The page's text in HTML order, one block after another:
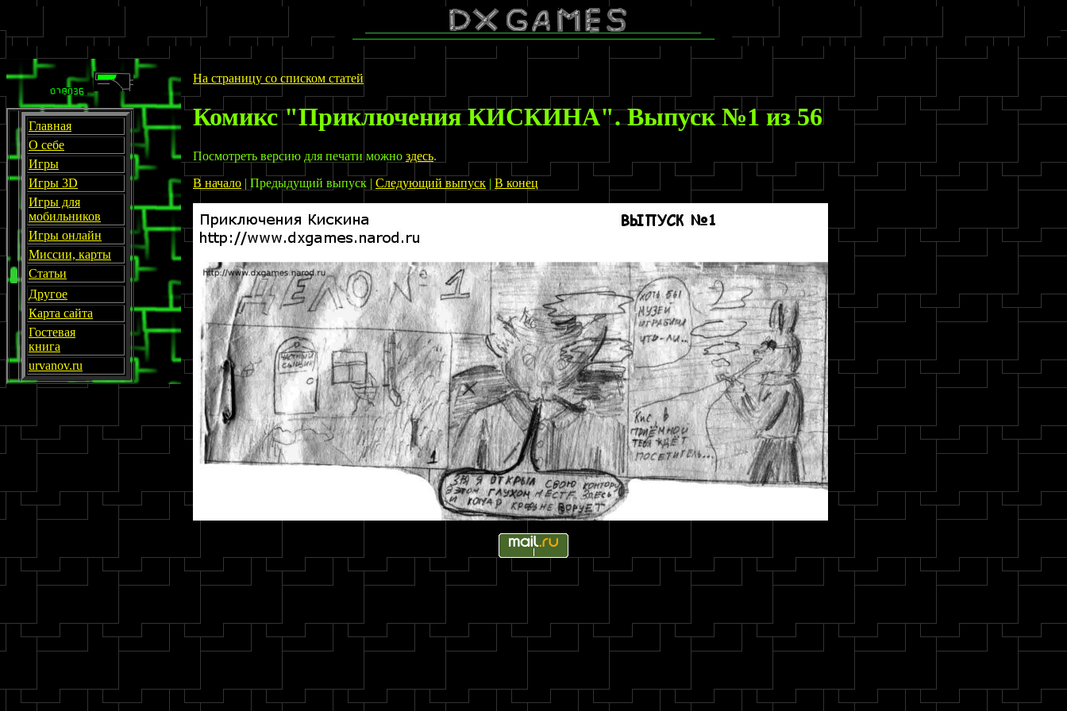
Главная
О себе
Игры
Игры 3D
Игры для
мобильников
Игры онлайн
Миссии, карты
Статьи
Другое
Карта сайта
Гостевая
книга
urvanov.ru
На страницу со списком статей
Комикс "Приключения КИСКИНА". Выпуск №1 из 56
Посмотреть версию для печати можно здесь.
В начало | Предыдущий выпуск | Следующий выпуск | В конец